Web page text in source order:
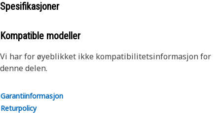
Spesifikasjoner
Kompatible modeller
Vi har for øyeblikket ikke kompatibilitetsinformasjon for
denne delen.
Garantiinformasjon
Returpolicy